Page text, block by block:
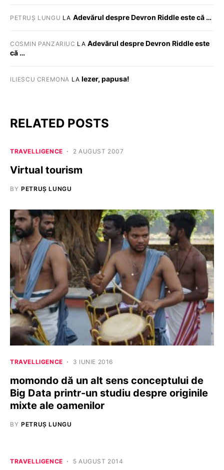
PETRUȘ LUNGU LA Adevărul despre Devron Riddle este că …
COSMIN PANZARIUC LA Adevărul despre Devron Riddle este
că …
ILIESCU CREMONA LA Iezer, papusa!
RELATED POSTS
TRAVELLIGENCE 2 AUGUST 2007
Virtual tourism
BY PETRUȘ LUNGU
TRAVELLIGENCE 3 IUNIE 2016
momondo dă un alt sens conceptului de
Big Data printr-un studiu despre originile
mixte ale oamenilor
BY PETRUȘ LUNGU
TRAVELLIGENCE 5 AUGUST 2014